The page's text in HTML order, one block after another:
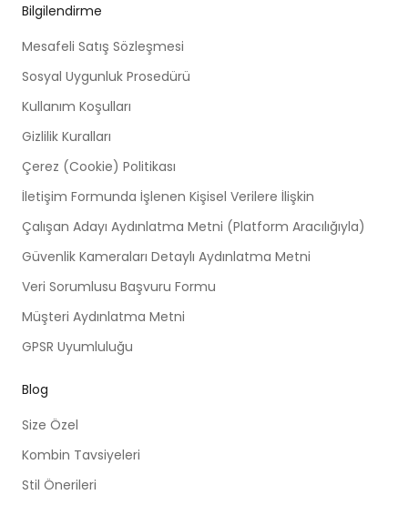
Bilgilendirme
Mesafeli Satış Sözleşmesi
Sosyal Uygunluk Prosedürü
Kullanım Koşulları
Gizlilik Kuralları
Çerez (Cookie) Politikası
İletişim Formunda İşlenen Kişisel Verilere İlişkin
Çalışan Adayı Aydınlatma Metni (Platform Aracılığıyla)
Güvenlik Kameraları Detaylı Aydınlatma Metni
Veri Sorumlusu Başvuru Formu
Müşteri Aydınlatma Metni
GPSR Uyumluluğu
Blog
Size Özel
Kombin Tavsiyeleri
Stil Önerileri